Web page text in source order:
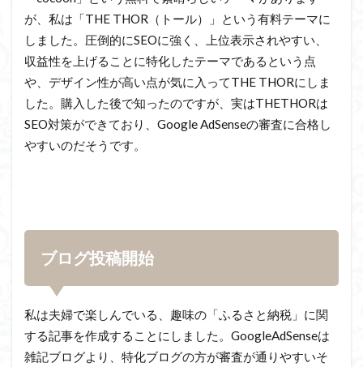
が、私は「THE THOR（トール）」という有料テーマに
しました。圧倒的にSEOに強く、上位表示されやすい、
収益性を上げることに特化したテーマであるという点
や、デザイン性が高い点が気に入ってTHE THORにしま
した。購入した後で知ったのですが、実はTHETHORは
SEO対策ができており、Google AdSenseの審査に合格し
やすいのだそうです。
ブログ投稿開始
私は夫婦で楽しんでいる、趣味の「ふるさと納税」に関
する記事を作成することにしました。GoogleAdSenseは
雑記ブログより、特化ブログの方が審査が通りやすいそ